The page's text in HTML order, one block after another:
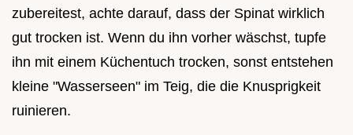
zubereitest, achte darauf, dass der Spinat wirklich
gut trocken ist. Wenn du ihn vorher wäschst, tupfe
ihn mit einem Küchentuch trocken, sonst entstehen
kleine "Wasserseen" im Teig, die die Knusprigkeit
ruinieren.